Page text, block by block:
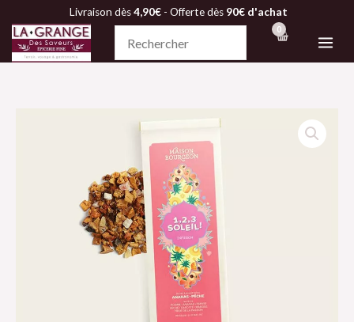
contenu
Livraison dès4,90€- Offerte dès 90€ d'achat